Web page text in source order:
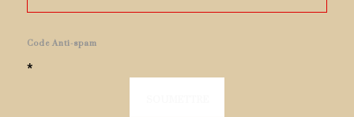
Code Anti-spam
*